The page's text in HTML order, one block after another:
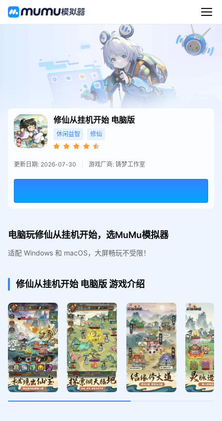
修仙从挂机开始 电脑版
休闲益智 修仙
更新日期: 2026-07-30 游戏厂商: 铸梦工作室
电脑玩修仙从挂机开始，选MuMu模拟器
适配 Windows 和 macOS，大屏畅玩不受限！
修仙从挂机开始 电脑版游戏介绍